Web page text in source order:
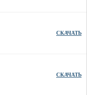
СКАЧАТЬ
СКАЧАТЬ